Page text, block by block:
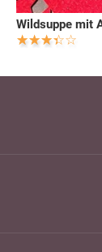
Wildsuppe mit